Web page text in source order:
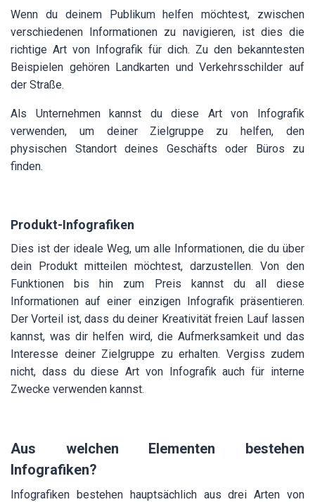
Wenn du deinem Publikum helfen möchtest, zwischen
verschiedenen Informationen zu navigieren, ist dies die
richtige Art von Infografik für dich. Zu den bekanntesten
Beispielen gehören Landkarten und Verkehrsschilder auf
der Straße.
Als Unternehmen kannst du diese Art von Infografik
verwenden, um deiner Zielgruppe zu helfen, den
physischen Standort deines Geschäfts oder Büros zu
finden.
Produkt-Infografiken
Dies ist der ideale Weg, um alle Informationen, die du über
dein Produkt mitteilen möchtest, darzustellen. Von den
Funktionen bis hin zum Preis kannst du all diese
Informationen auf einer einzigen Infografik präsentieren.
Der Vorteil ist, dass du deiner Kreativität freien Lauf lassen
kannst, was dir helfen wird, die Aufmerksamkeit und das
Interesse deiner Zielgruppe zu erhalten. Vergiss zudem
nicht, dass du diese Art von Infografik auch für interne
Zwecke verwenden kannst.
Aus welchen Elementen bestehen
Infografiken?
Infografiken bestehen hauptsächlich aus drei Arten von